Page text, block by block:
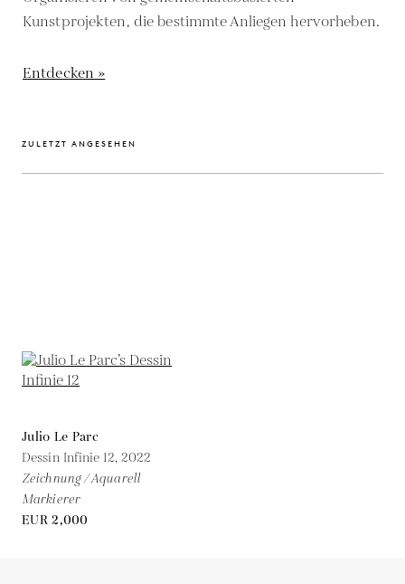
Kunstprojekten, die bestimmte Anliegen hervorheben.
Entdecken »
ZULETZT ANGESEHEN
Julio Le Parc
Dessin Infinie 12, 2022
Zeichnung / Aquarell
Markierer
EUR 2,000